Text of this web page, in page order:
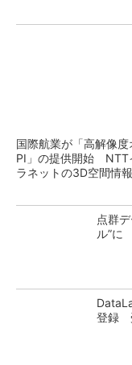
国際航業が「高解像度
PI」の提供開始 NTT
ラネットの3D空間情
点群
ル”に
登録